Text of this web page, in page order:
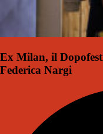
Ex Milan, il
Federica Nargi